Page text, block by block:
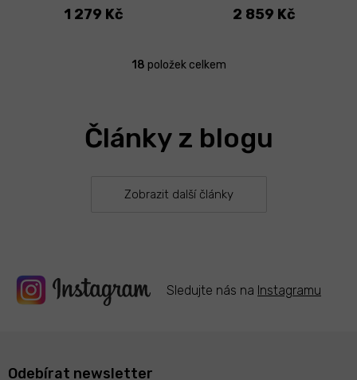
1 279 Kč 2 859 Kč
O
d
a
p
p
18 položek celkem
Články z blogu
Zobrazit další články
Sledujte nás na Instagramu
Odebírat newsletter